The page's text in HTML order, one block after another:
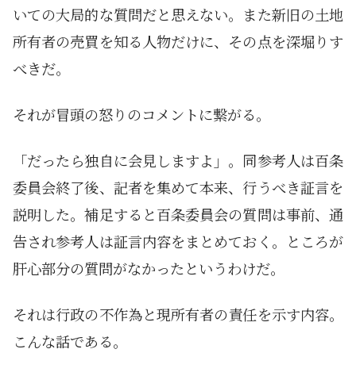
いての大局的な質問だと思えない。また新旧の土地
所有者の売買を知る人物だけに、その点を深堀りす
べきだ。
それが冒頭の怒りのコメントに繋がる。
「だったら独自に会見しますよ」。同参考人は百条
委員会終了後、記者を集めて本来、行うべき証言を
説明した。補足すると百条委員会の質問は事前、通
告され参考人は証言内容をまとめておく。ところが
肝心部分の質問がなかったというわけだ。
それは行政の不作為と現所有者の責任を示す内容。
こんな話である。